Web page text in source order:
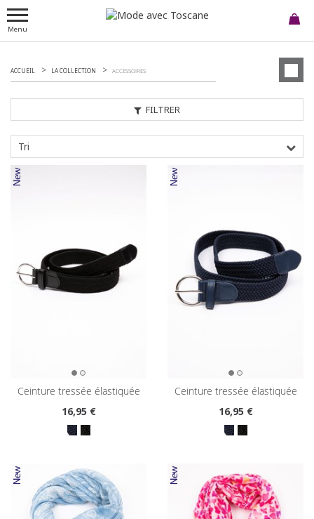
Menu
FILTRER
ACCUEIL LA COLLECTION ACCESSOIRES
Tri
ceinture tressée élastiquée
16,95 €
ceinture tressée élastiquée
16,95 €